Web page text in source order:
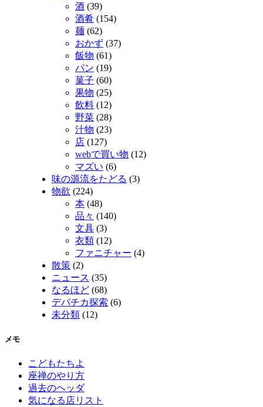
酒 (39)
酒肴 (154)
麺 (62)
おかず (37)
飯物 (61)
パン (19)
菓子 (60)
果物 (25)
飲料 (12)
野菜 (28)
汁物 (23)
店 (127)
webで買い物 (12)
マズい (6)
味の源流をたどる (3)
物欲 (224)
本 (48)
品々 (140)
文具 (3)
衣類 (12)
ファニチャー (4)
散策 (2)
ニュース (35)
なるほど (68)
デパチカ探索 (6)
未分類 (12)
メモ
こどもたちよ
座禅のやり方
過去のヘッダ
気になる店リスト